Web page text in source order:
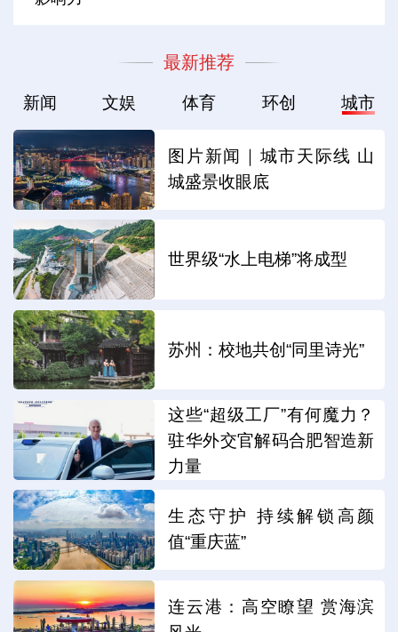
最新推荐
新闻 文娱 体育 环创 城市
图片新闻｜城市天际线 山
城盛景收眼底
世界级“水上电梯”将成型
苏州：校地共创“同里诗光”
这些“超级工厂”有何魔力？
驻华外交官解码合肥智造新
力量
生态守护 持续解锁高颜
值“重庆蓝”
连云港：高空瞭望 赏海滨